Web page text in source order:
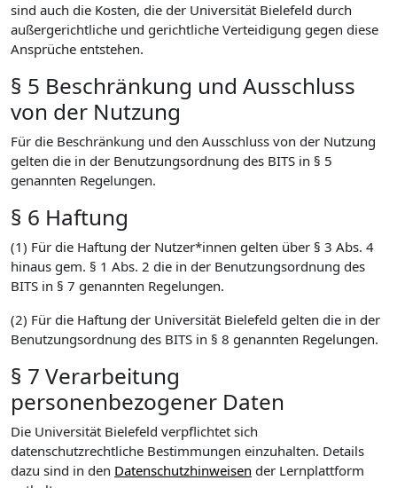
sind auch die Kosten, die der Universität Bielefeld durch
außergerichtliche und gerichtliche Verteidigung gegen diese
Ansprüche entstehen.
§ 5 Beschränkung und Ausschluss
von der Nutzung
Für die Beschränkung und den Ausschluss von der Nutzung
gelten die in der Benutzungsordnung des BITS in § 5
genannten Regelungen.
§ 6 Haftung
(1) Für die Haftung der Nutzer*innen gelten über § 3 Abs. 4
hinaus gem. § 1 Abs. 2 die in der Benutzungsordnung des
BITS in § 7 genannten Regelungen.
(2) Für die Haftung der Universität Bielefeld gelten die in der
Benutzungsordnung des BITS in § 8 genannten Regelungen.
§ 7 Verarbeitung
personenbezogener Daten
Die Universität Bielefeld verpflichtet sich
datenschutzrechtliche Bestimmungen einzuhalten. Details
dazu sind in den Datenschutzhinweisen der Lernplattform